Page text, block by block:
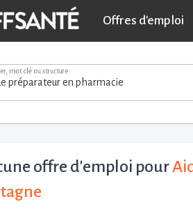
Offres d'emploi
mot clé ou structure
offre d'emploi pour